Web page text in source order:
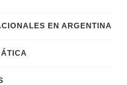
EN ARGENTINA